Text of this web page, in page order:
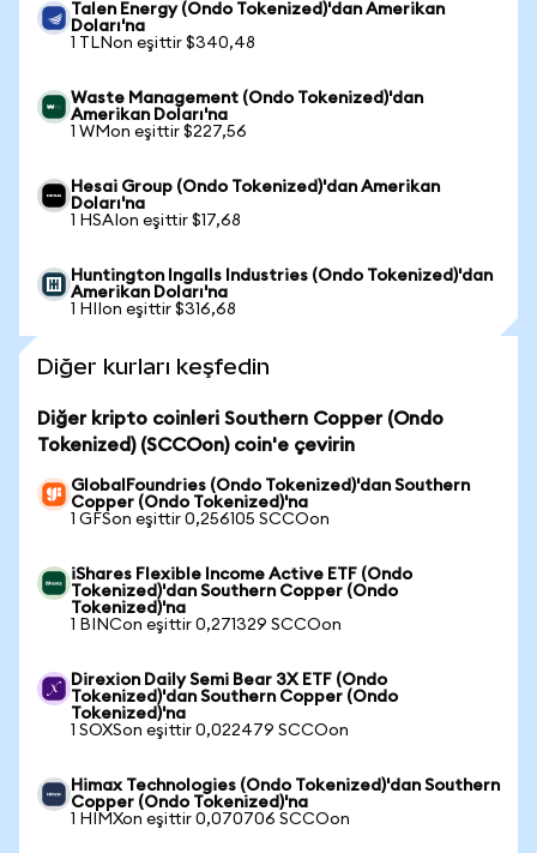
Talen Energy (Ondo Tokenized)'dan Amerikan
Doları'na
1 TLNon eşittir $340,48
Waste Management (Ondo Tokenized)'dan
Amerikan Doları'na
1 WMon eşittir $227,56
Hesai Group (Ondo Tokenized)'dan Amerikan
Doları'na
1 HSAIon eşittir $17,68
Huntington Ingalls Industries (Ondo Tokenized)'dan
Amerikan Doları'na
1 HIIon eşittir $316,68
Diğer kurları keşfedin
Diğer kripto coinleri Southern Copper (Ondo
Tokenized) (SCCOon) coin'e çevirin
GlobalFoundries (Ondo Tokenized)'dan Southern
Copper (Ondo Tokenized)'na
1 GFSon eşittir 0,256105 SCCOon
iShares Flexible Income Active ETF (Ondo
Tokenized)'dan Southern Copper (Ondo
Tokenized)'na
1 BINCon eşittir 0,271329 SCCOon
Direxion Daily Semi Bear 3X ETF (Ondo
Tokenized)'dan Southern Copper (Ondo
Tokenized)'na
1 SOXSon eşittir 0,022479 SCCOon
Himax Technologies (Ondo Tokenized)'dan Southern
Copper (Ondo Tokenized)'na
1 HIMXon eşittir 0,070706 SCCOon